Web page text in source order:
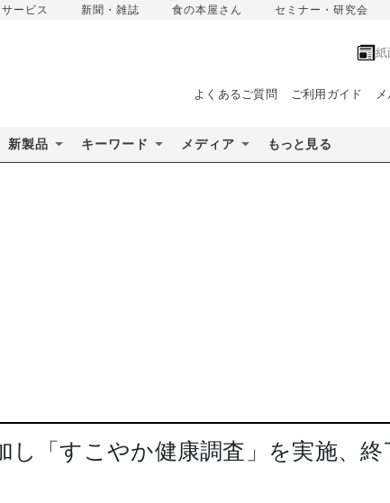
ービス 新聞・雑誌 食の本屋さん セミナー・研究会
紙
よくあるご質問 ご利用ガイド
新製品 キーワード メディア もっと見る
し「すこやか健康調査」を実施、